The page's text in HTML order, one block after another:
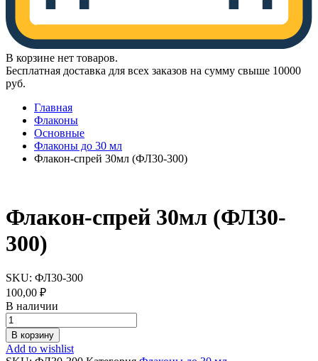
В корзине нет товаров.
Бесплатная доставка для всех заказов на сумму свыше 10000
руб.
Главная
Флаконы
Основные
Флаконы до 30 мл
Флакон-спрей 30мл (ФЛ30-300)
Флакон-спрей 30мл (ФЛ30-
300)
SKU: ФЛ30-300
100,00 ₽
В наличии
Флакон-
спрей
30мл
(ФЛ30-
В корзину
Add to wishlist